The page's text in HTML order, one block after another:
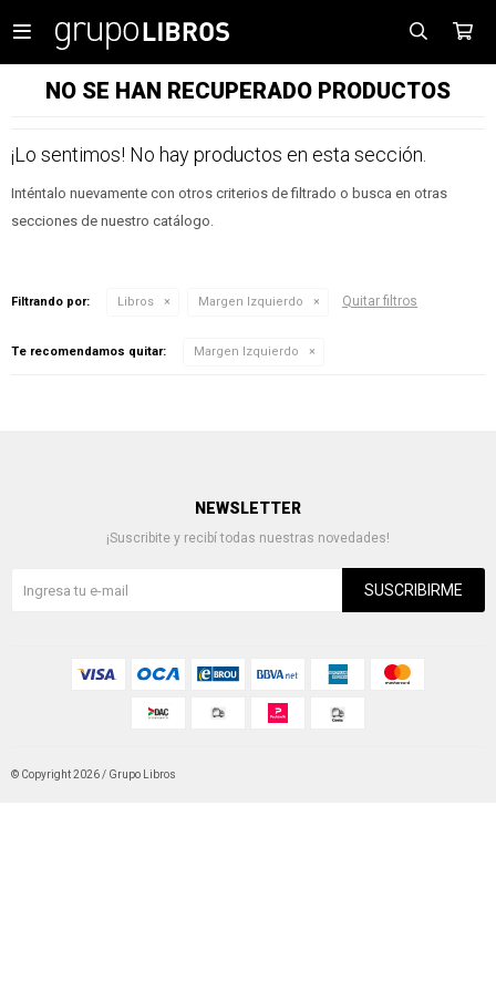

NO SE HAN RECUPERADO PRODUCTOS
¡Lo sentimos! No hay productos en esta sección.
Inténtalo nuevamente con otros criterios de filtrado o busca en otras
secciones de nuestro catálogo.
Filtrando por: Libros Margen Izquierdo Quitar filtros
Te recomendamos quitar: Margen Izquierdo
NEWSLETTER
¡Suscribite y recibí todas nuestras novedades!
SUSCRIBIRME
© Copyright 2026 / Grupo Libros